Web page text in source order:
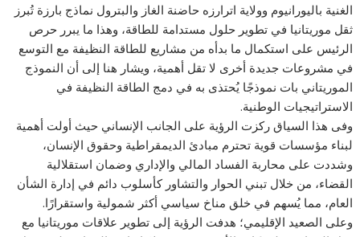
الغنية باليورانيوم وولاية اترارزه حاضنة الغاز والبترول نماذج بارزة تُبرز
ثقل موريتانيا في تطوير حلول مستدامة للطاقة، وهذا ما يبرر حرص
الرئيس على استكمال ما بدأه من مشاريع للطاقة النظيفة مع التوسع
في مشروعات جديدة أخرى لا تقل أهمية، ويشار هنا إلى أن النموذج
الموريتاني بات نموذجًا يُحتذى به في دمج الطاقة النظيفة في
الاستراتيجيات الوطنية.
وفى هذا السياق ركزت الرؤية على الجانب الإنساني حيث أولت أهمية
لبناء مؤسسات قوية تحترم مبادئ الديمقراطية وحقوق الإنسان،
وشددت على محاربة الفساد المالي والإداري وضمان استقلالية
القضاء، من خلال تبني الحوار والتشاور كأسلوب دائم في إدارة الشأن
العام، مما يُسهم في خلق مناخ سياسي أكثر شمولية واستقرارًا.
وعلى الصعيد الإقليمي؛ هدفت الرؤية إلى تطوير علاقات موريتانيا مع